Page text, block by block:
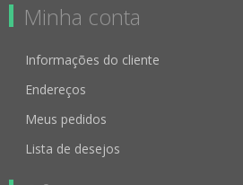
Minha conta
Informações do cliente
Endereços
Meus pedidos
Lista de desejos